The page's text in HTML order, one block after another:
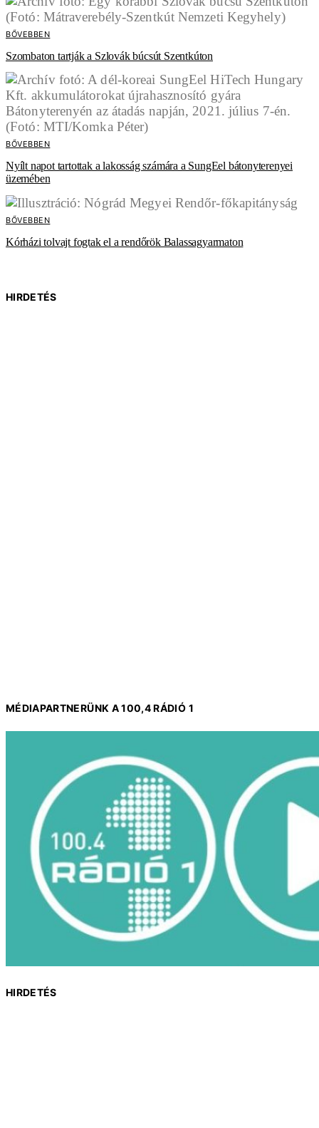
BŐVEBBEN
Szombaton tartják a Szlovák búcsút Szentkúton
BŐVEBBEN
Nyílt napot tartottak a lakosság számára a SungEel bátonyterenyei
üzemében
BŐVEBBEN
Kórházi tolvajt fogtak el a rendőrök Balassagyarmaton
HIRDETÉS
MÉDIAPARTNERÜNK A 100,4 RÁDIÓ 1
HIRDETÉS